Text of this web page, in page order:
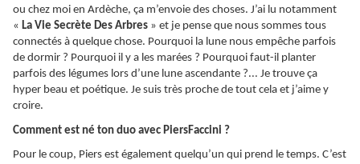
ou chez moi en Ardèche, ça m’envoie des choses. J’ai lu notamment
« La Vie Secrète Des Arbres » et je pense que nous sommes tous
connectés à quelque chose. Pourquoi la lune nous empêche parfois
de dormir ? Pourquoi il y a les marées ? Pourquoi faut-il planter
parfois des légumes lors d’une lune ascendante ?... Je trouve ça
hyper beau et poétique. Je suis très proche de tout cela et j’aime y
croire.
Comment est né ton duo avec PiersFaccini ?
Pour le coup, Piers est également quelqu’un qui prend le temps. C’est